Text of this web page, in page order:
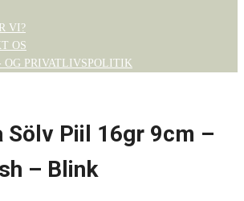
VI?
OS
OG PRIVATLIVSPOLITIK
Sölv Piil 16gr 9cm –
– Blink